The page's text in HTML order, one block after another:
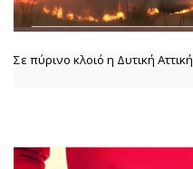
Σε πύρινο κλοιό η Δυτική Αττική